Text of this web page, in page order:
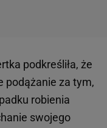
podkreśliła, że
podążanie za tym,
robienia
swojego